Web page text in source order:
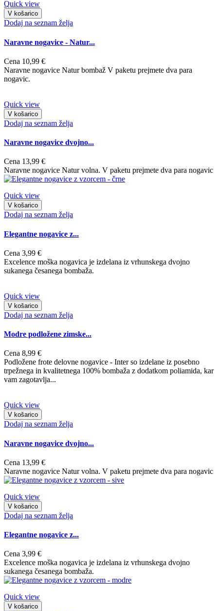
Quick view
V košarico
Dodaj na seznam želja
Naravne nogavice - Natur...
Cena 10,99 €
Naravne nogavice Natur bombaž V paketu prejmete dva para
nogavic.
Quick view
V košarico
Dodaj na seznam želja
Naravne nogavice dvojno...
Cena 13,99 €
Naravne nogavice Natur volna. V paketu prejmete dva para nogavic
Quick view
V košarico
Dodaj na seznam želja
Elegantne nogavice z...
Cena 3,99 €
Excelence moška nogavica je izdelana iz vrhunskega dvojno
sukanega česanega bombaža.
Quick view
V košarico
Dodaj na seznam želja
Modre podložene zimske...
Cena 8,99 €
Podložene frote delovne nogavice - Inter so izdelane iz posebno
trpežnega in kvalitetnega 100% bombaža z dodatkom poliamida, kar
vam zagotavlja...
Quick view
V košarico
Dodaj na seznam želja
Naravne nogavice dvojno...
Cena 13,99 €
Naravne nogavice Natur volna. V paketu prejmete dva para nogavic
Quick view
V košarico
Dodaj na seznam želja
Elegantne nogavice z...
Cena 3,99 €
Excelence moška nogavica je izdelana iz vrhunskega dvojno
sukanega česanega bombaža.
Quick view
V košarico